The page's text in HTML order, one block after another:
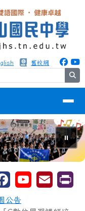
舊校網
⏸
公告